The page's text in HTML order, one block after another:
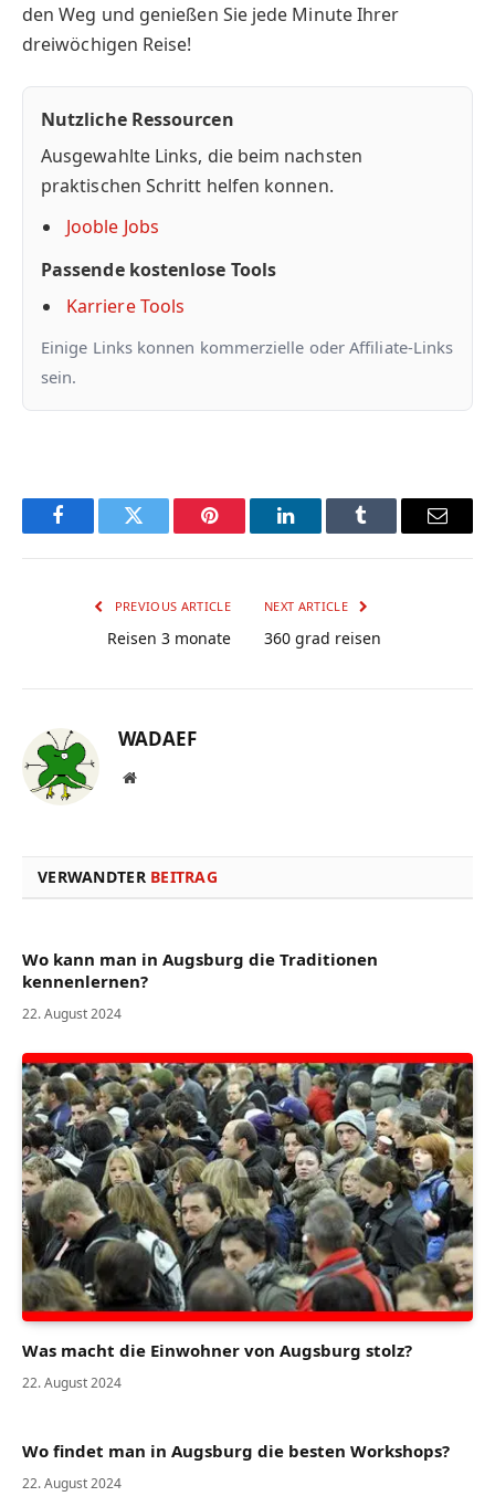
den Weg und genießen Sie jede Minute Ihrer
dreiwöchigen Reise!
Nutzliche Ressourcen
Ausgewahlte Links, die beim nachsten
praktischen Schritt helfen konnen.
Jooble Jobs
Passende kostenlose Tools
Karriere Tools
Einige Links konnen kommerzielle oder Affiliate-Links
sein.
FacebookTwitter Pinterest LinkedInTumblr Email
PREVIOUS ARTICLE
Reisen 3 monate
NEXT ARTICLE
360 grad reisen
WADAEF
Website
VERWANDTER BEITRAG
Wo kann man in Augsburg die Traditionen
kennenlernen?
22. August 2024
Was macht die Einwohner von Augsburg stolz?
22. August 2024
Wo findet man in Augsburg die besten Workshops?
22. August 2024